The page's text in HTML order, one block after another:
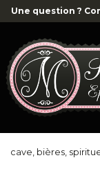
cave, bières,
Une question ?